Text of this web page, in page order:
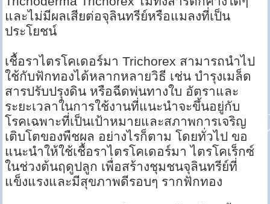
และไม่มีผลเสียต่อจุลินทรีย์หรือแมลงที่เป็น
ประโยชน์
เชื้อราไตรโคเดอร์มา Trichorex สามารถนำไป
ใช้กับฟักทองได้หลากหลายวิธี เช่น บำรุงเมล็ด
สารปรับปรุงดิน หรือฉีดพ่นทางใบ อัตราและ
ระยะเวลาในการใช้งานที่แนะนำจะขึ้นอยู่กับ
โรคเฉพาะที่เป็นเป้าหมายและสภาพการเจริญ
เติบโตของพืชผล อย่างไรก็ตาม โดยทั่วไป ขอ
แนะนำให้ใช้เชื้อราไตรโคเดอร์มา ไตรโคเร็กซ์
ในช่วงต้นฤดูปลูก เพื่อสร้างชุมชนจุลินทรีย์ที่
แข็งแรงและมีสุขภาพดีรอบๆ รากฟักทอง